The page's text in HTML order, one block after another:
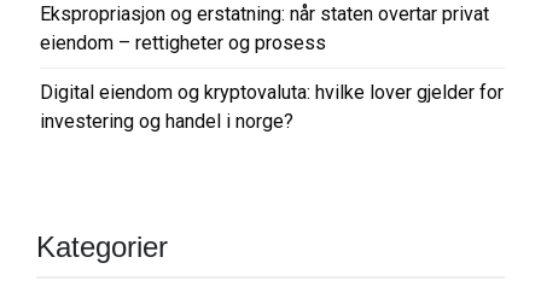
Ekspropriasjon og erstatning: når staten overtar privat
eiendom – rettigheter og prosess
Digital eiendom og kryptovaluta: hvilke lover gjelder for
investering og handel i norge?
Kategorier